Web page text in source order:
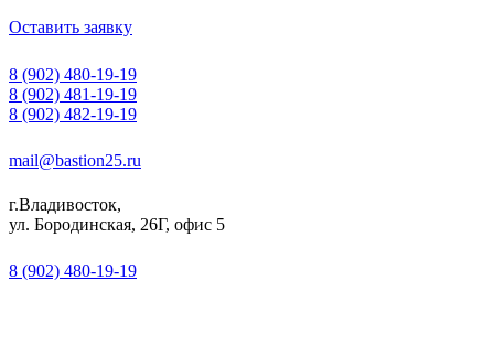
Оставить заявку
8 (902) 480-19-19
8 (902) 481-19-19
8 (902) 482-19-19
mail@bastion25.ru
г.Владивосток,
ул. Бородинская, 26Г, офис 5
8 (902) 480-19-19